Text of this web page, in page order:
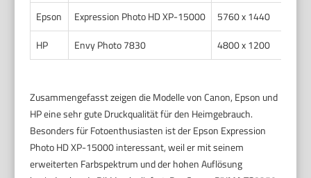
Epson
Expression Photo HD XP-15000
5760 x 1440
HP
Envy Photo 7830 4800 x 1200
Zusammengefasst zeigen die Modelle von Canon, Epson und
HP eine sehr gute Druckqualität für den Heimgebrauch.
Besonders für Fotoenthusiasten ist der Epson Expression
Photo HD XP-15000 interessant, weil er mit seinem
erweiterten Farbspektrum und der hohen Auflösung